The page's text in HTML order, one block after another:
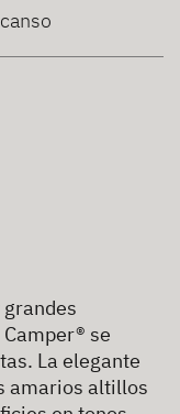
grandes
se
La elegante
amarios altillos